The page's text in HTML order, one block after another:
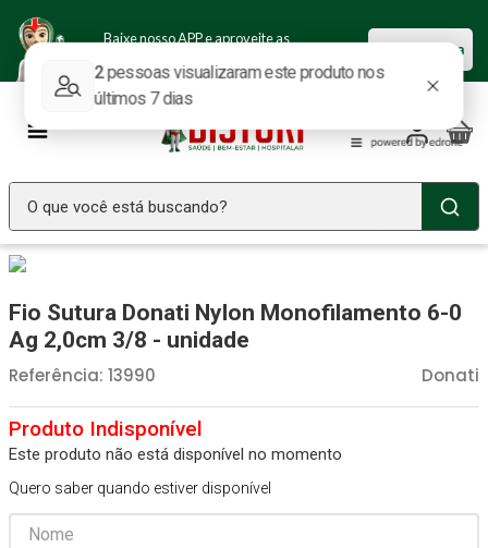
Baixe nosso APP e aproveite as
Baixar agora
O que você está buscando?
Fio Sutura Donati Nylon Monofilamento 6-0
Ag 2,0cm 3/8 - unidade
Donati
Referência: 13990
Este produto não está disponível no momento
Quero saber quando estiver disponível
2º Fralda Geriatrica
3º Luva Latex
4º Littmann
5º Absorvente Geriatrico
6 º Estetoscopio Littmann
Aparelho Pressão